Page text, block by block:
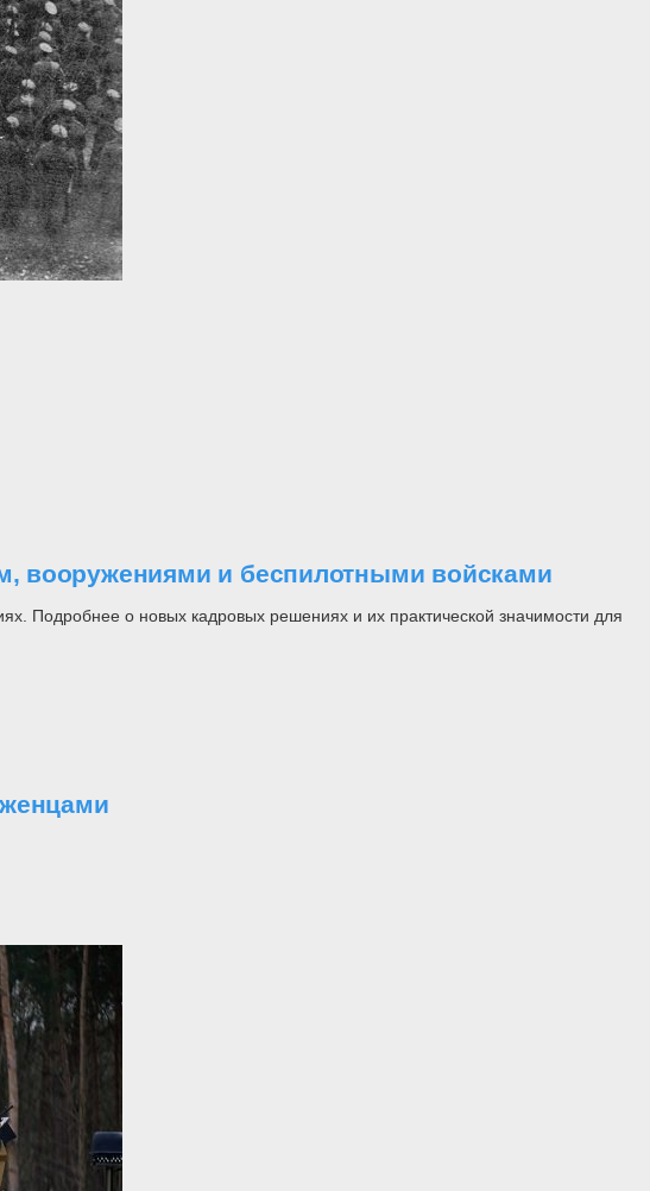
вооружениями и беспилотными войсками
Подробнее о новых кадровых решениях и их практической значимости для